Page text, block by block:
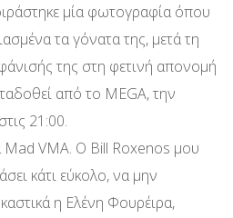
μία φωτογραφία όπου
τα γόνατα της, μετά τη
της στη φετινή απονομή
από το MEGA, την
21:00.
Mad VMA. Ο Bill Roxenos μου
κάτι εύκολο, να μην
η Ελένη Φουρέιρα,